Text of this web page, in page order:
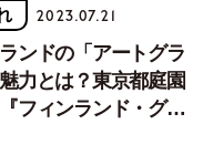
2023.07.21
ンドの「アートグラ
力とは？東京都庭園
フィンランド・グラ